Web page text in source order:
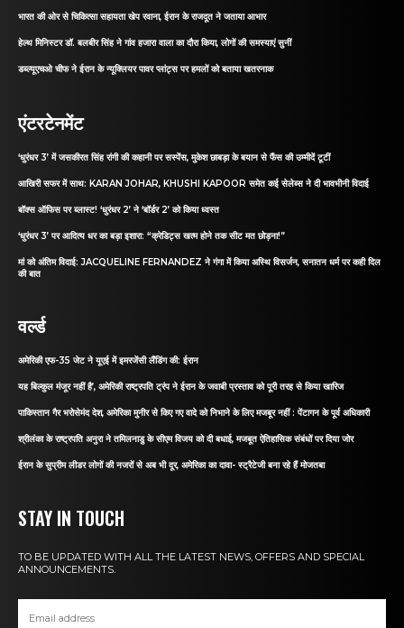
भारत की ओर से चिकित्सा सहायता खेप रवाना, ईरान के राजदूत ने जताया आभार
हेल्थ मिनिस्टर डॉ. बलबीर सिंह ने गांव हजारा वाला का दौरा किया, लोगों की समस्याएं सुनीं
डब्ल्यूएचओ चीफ ने ईरान के न्यूक्लियर पावर प्लांट्स पर हमलों को बताया खतरनाक
एंटरटेनमेंट
‘धुरंधर 3’ में जसकीरत सिंह रांगी की कहानी पर सस्पेंस, मुकेश छाबड़ा के बयान से फैंस की उम्मीदें टूटीं
आखिरी सफर में साथ: KARAN JOHAR, KHUSHI KAPOOR समेत कई सेलेब्स ने दी भावभीनी विदाई
बॉक्स ऑफिस पर ब्लास्ट! ‘धुरंधर 2’ ने ‘बॉर्डर 2’ को किया ध्वस्त
‘धुरंधर 3’ पर आदित्य धर का बड़ा इशारा: “क्रेडिट्स खत्म होने तक सीट मत छोड़ना!”
मां को अंतिम विदाई: JACQUELINE FERNANDEZ ने गंगा में किया अस्थि विसर्जन, सनातन धर्म पर कही दिल
की बात
वर्ल्ड
अमेरिकी एफ-35 जेट ने यूएई में इमरजेंसी लैंडिंग की: ईरान
यह बिल्कुल मंजूर नहीं है’, अमेरिकी राष्ट्रपति ट्रंप ने ईरान के जवाबी प्रस्ताव को पूरी तरह से किया खारिज
पाकिस्तान गैर भरोसेमंद देश, अमेरिका मुनीर से किए गए वादे को निभाने के लिए मजबूर नहीं : पेंटागन के पूर्व अधिकारी
श्रीलंका के राष्ट्रपति अनुरा ने तमिलनाडु के सीएम विजय को दी बधाई, मजबूत ऐतिहासिक संबंधों पर दिया जोर
ईरान के सुप्रीम लीडर लोगों की नजरों से अब भी दूर, अमेरिका का दावा- स्ट्रैटेजी बना रहे हैं मोजतबा
STAY IN TOUCH
TO BE UPDATED WITH ALL THE LATEST NEWS, OFFERS AND SPECIAL
ANNOUNCEMENTS.